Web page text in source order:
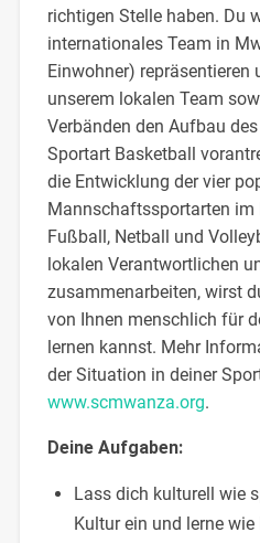
richtigen Stelle haben. Du
internationales Team in
Einwohner)
unserem lokalen Team
Verbänden den Aufbau
Sportart Basketball
die Entwicklung der vier
Mannschaftssportarten im
Fußball, Netball und
lokalen Verantwortlichen
zusammenarbeiten, wirst
von Ihnen menschlich für
lernen kannst. Mehr
der Situation in deiner
www.scmwanza.org.
Deine Aufgaben:
Lass dich kulturell wie
Kultur ein und lerne